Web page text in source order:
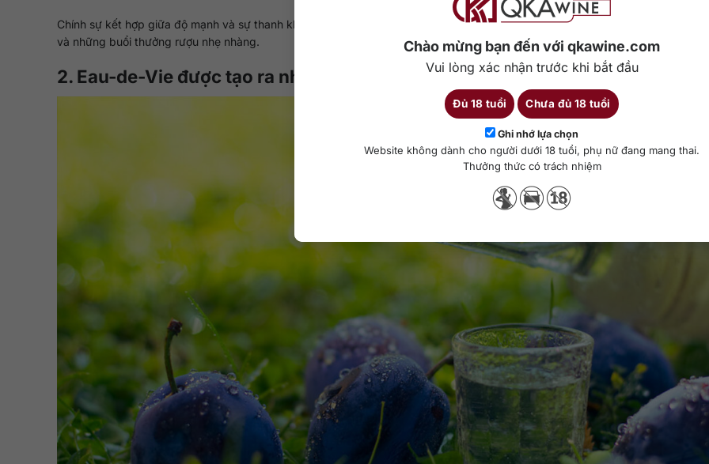
Chào mừng bạn đến với qkawine.com
Vui lòng xác nhận trước khi bắt đầu
Đủ 18 tuổi Chưa đủ 18 tuổi
Ghi nhớ lựa chọn
Website không dành cho người dưới 18 tuổi, phụ nữ đang mang thai.
Thưởng thức có trách nhiệm
Chính sự kết hợp giữa độ mạnh và sự thanh khiết này làm Eau-de-Vie trở thành lựa chọn được ưa chuộng trong fine-dining,
và những buổi thưởng rượu nhẹ nhàng.
2. Eau-de-Vie được tạo ra như thế nào?